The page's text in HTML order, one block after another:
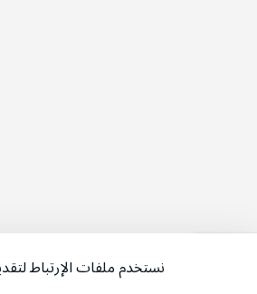
نستخدم ملفات الإرتباط